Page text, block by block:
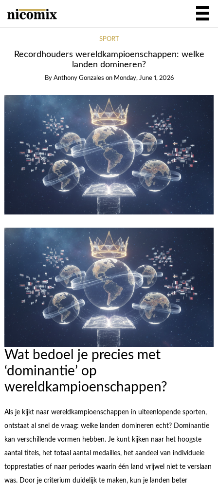
SPORT
Recordhouders wereldkampioenschappen: welke
landen domineren?
By Anthony Gonzales on Monday, June 1, 2026
Wat bedoel je precies met
‘dominantie’ op
wereldkampioenschappen?
Als je kijkt naar wereldkampioenschappen in uiteenlopende sporten,
ontstaat al snel de vraag: welke landen domineren echt? Dominantie
kan verschillende vormen hebben. Je kunt kijken naar het hoogste
aantal titels, het totaal aantal medailles, het aandeel van individuele
topprestaties of naar periodes waarin één land vrijwel niet te verslaan
was. Door je criterium duidelijk te maken, kun je landen beter